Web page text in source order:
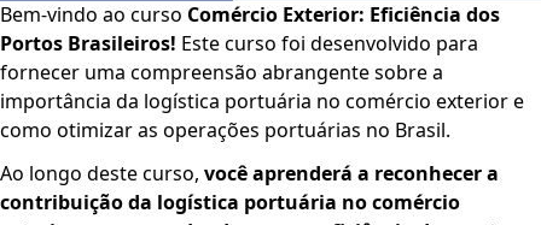
Bem-vindo ao curso Comércio Exterior: Eficiência dos
Portos Brasileiros! Este curso foi desenvolvido para
fornecer uma compreensão abrangente sobre a
importância da logística portuária no comércio exterior e
como otimizar as operações portuárias no Brasil.
Ao longo deste curso, você aprenderá a reconhecer a
contribuição da logística portuária no comércio